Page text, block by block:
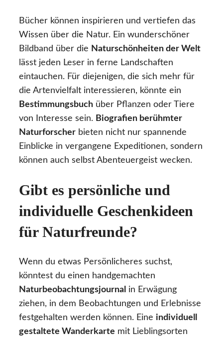
Bücher können inspirieren und vertiefen das
Wissen über die Natur. Ein wunderschöner
Bildband über die Naturschönheiten der Welt
lässt jeden Leser in ferne Landschaften
eintauchen. Für diejenigen, die sich mehr für
die Artenvielfalt interessieren, könnte ein
Bestimmungsbuch über Pflanzen oder Tiere
von Interesse sein. Biografien berühmter
Naturforscher bieten nicht nur spannende
Einblicke in vergangene Expeditionen, sondern
können auch selbst Abenteuergeist wecken.
Gibt es persönliche und
individuelle Geschenkideen
für Naturfreunde?
Wenn du etwas Persönlicheres suchst,
könntest du einen handgemachten
Naturbeobachtungsjournal in Erwägung
ziehen, in dem Beobachtungen und Erlebnisse
festgehalten werden können. Eine individuell
gestaltete Wanderkarte mit Lieblingsorten